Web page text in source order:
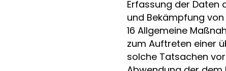
Erfassung der Daten
und Bekämpfung
16 Allgemeine
zum Auftreten einer
solche Tatsachen